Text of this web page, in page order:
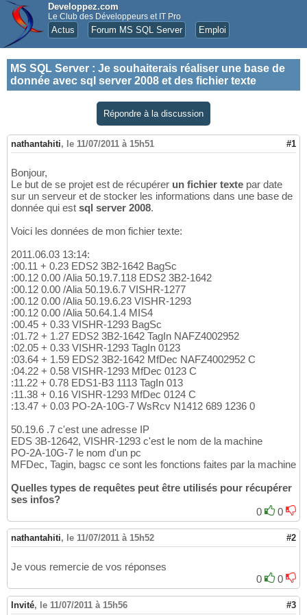
Developpez.com
Le Club des Développeurs et IT Pro
Actus Forum MS SQL Server Emploi
MS SQL Server : Je souhaiterais réaliser une base de
donnée avec sql server 2008 et des fichier texte
Répondre à la discussion
nathantahiti, le 11/07/2011 à 15h51 #1
Bonjour,
Le but de se projet est de récupérer un fichier texte par date
sur un serveur et de stocker les informations dans une base de
donnée qui est sql server 2008.
Voici les données de mon fichier texte:
2011.06.03 13:14:
:00.11 + 0.23 EDS2 3B2-1642 BagSc
:00.12 0.00 /Alia 50.19.7.118 EDS2 3B2-1642
:00.12 0.00 /Alia 50.19.6.7 VISHR-1277
:00.12 0.00 /Alia 50.19.6.23 VISHR-1293
:00.12 0.00 /Alia 50.64.1.4 MIS4
:00.45 + 0.33 VISHR-1293 BagSc
:01.72 + 1.27 EDS2 3B2-1642 TagIn NAFZ4002952
:02.05 + 0.33 VISHR-1293 TagIn 0123
:03.64 + 1.59 EDS2 3B2-1642 MfDec NAFZ4002952 C
:04.22 + 0.58 VISHR-1293 MfDec 0123 C
:11.22 + 0.78 EDS1-B3 1113 TagIn 013
:11.38 + 0.16 VISHR-1293 MfDec 0124 C
:13.47 + 0.03 PO-2A-10G-7 WsRcv N1412 689 1236 0
50.19.6 .7 c'est une adresse IP
EDS 3B-12642, VISHR-1293 c'est le nom de la machine
PO-2A-10G-7 le nom d'un pc
MFDec, Tagin, bagsc ce sont les fonctions faites par la machine
Quelles types de requêtes peut être utilisés pour récupérer
ses infos?
0
0
nathantahiti, le 11/07/2011 à 15h52 #2
Je vous remercie de vos réponses
0
0
Invité, le 11/07/2011 à 15h56 #3